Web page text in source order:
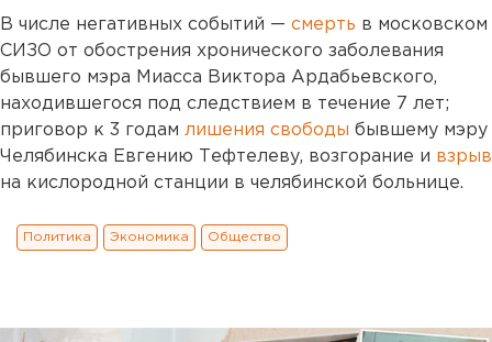
В числе негативных событий — смерть в московском
СИЗО от обострения хронического заболевания
бывшего мэра Миасса Виктора Ардабьевского,
находившегося под следствием в течение 7 лет;
приговор к 3 годам лишения свободы бывшему мэру
Челябинска Евгению Тефтелеву, возгорание и взрыв
на кислородной станции в челябинской больнице.
Политика Экономика Общество